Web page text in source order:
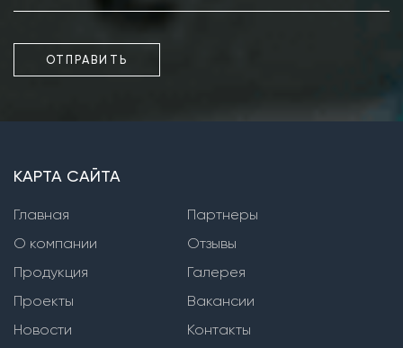
Фекальные погружные насосы
Насосы серии PD
Насосы серии WQ
Фекальные насосы сухой установки
Насосы серии СМ
Вертикальные многоступенчатые насосы
Насосы серии SVP(i,n)
Насосы серии TMV
ОТПРАВИТЬ
КАРТА САЙТА
Главная
О компании
Продукция
Проекты
Новости
Партнеры
Отзывы
Галерея
Вакансии
Контакты